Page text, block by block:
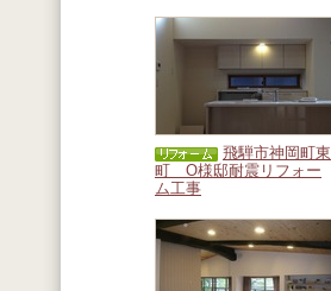
飛騨市神岡町東
町 O様邸耐震リフォー
ム工事